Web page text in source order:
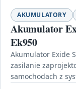
AKUMULATORY
Akumulator
Ek950
Akumulator Exide
zasilanie
samochodach z